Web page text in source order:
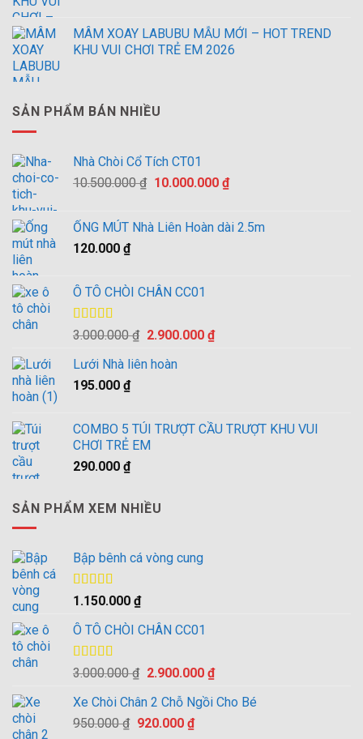
MÂM XOAY LABUBU MẪU MỚI – HOT TREND
KHU VUI CHƠI TRẺ EM 2026
SẢN PHẨM BÁN NHIỀU
Nhà Chòi Cổ Tích CT01
10.500.000₫ Giá
10.500.000 ₫.
10.000.000 ₫Giá
là:
ỐNG MÚT Nhà Liên Hoàn dài 2.5m
120.000 ₫
Ô TÔ CHÒI CHÂN CC01
Được xếp
5 sao
3.000.000₫ Giá
là:
2.900.000 ₫Giá
Lưới Nhà liên hoàn
195.000 ₫
COMBO 5 TÚI TRƯỢT CẦU TRƯỢT KHU VUI
CHƠI TRẺ EM
290.000 ₫
SẢN PHẨM XEM NHIỀU
Bập bênh cá vòng cung
Được xếp
5 sao
1.150.000 ₫
Ô TÔ CHÒI CHÂN CC01
Được xếp
5 sao
3.000.000₫ Giá
là:
3.000.000 ₫.
2.900.000 ₫Giá
tại
Xe Chòi Chân 2 Chỗ Ngồi Cho Bé
950.000₫ Giá
920.000 ₫Giá